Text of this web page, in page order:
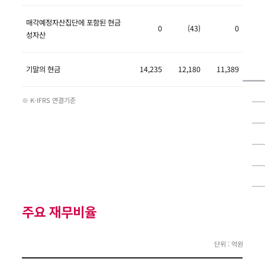
매각예정자산집단에 포함된 현금
성자산
0 (43) 0
기말의 현금 14,235 12,180 11,389
※ K-IFRS 연결기준
주요 재무비율
단위 : 억원